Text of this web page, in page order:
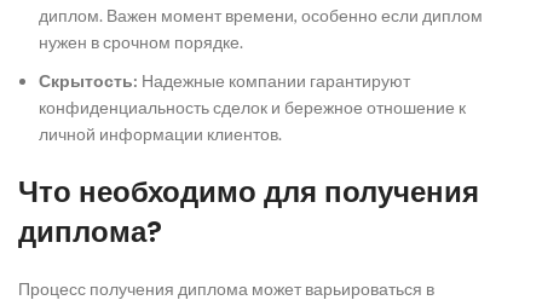
диплом. Важен момент времени, особенно если диплом
нужен в срочном порядке.
Скрытость: Надежные компании гарантируют
конфиденциальность сделок и бережное отношение к
личной информации клиентов.
Что необходимо для получения
диплома?
Процесс получения диплома может варьироваться в